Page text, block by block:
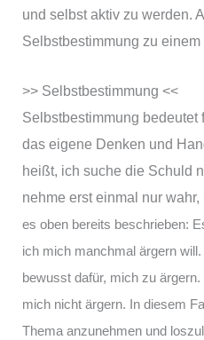
und selbst aktiv zu werden.
Selbstbestimmung zu
>> Selbstbestimmung <<
Selbstbestimmung bedeutet
das eigene Denken und
heißt, ich suche die Schuld
nehme erst einmal nur
es oben bereits beschrieben:
ich mich manchmal ärgern
bewusst dafür, mich zu
mich nicht ärgern. In diesem
Thema anzunehmen und